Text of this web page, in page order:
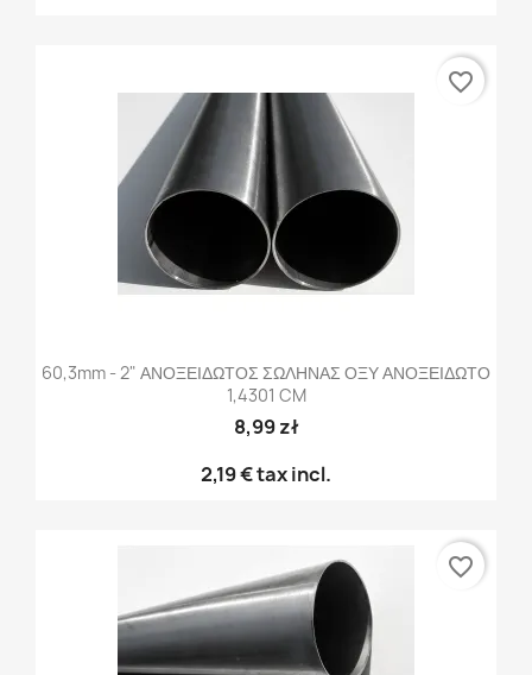
60,3mm - 2" ΑΝΟΞΕΙΔΩΤΟΣ ΣΩΛΗΝΑΣ ΟΞΥ ΑΝΟΞΕΙΔΩΤΟ
1,4301 CM
8,99 zł
2,19 €tax incl.
favorite_border
favorite_border